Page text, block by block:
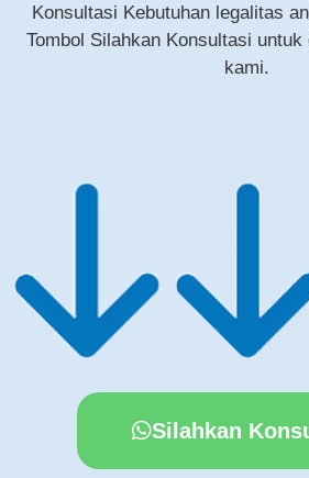
Konsultasi Kebutuhan legalitas
Tombol Silahkan Konsultasi untuk
kami.
Silahkan